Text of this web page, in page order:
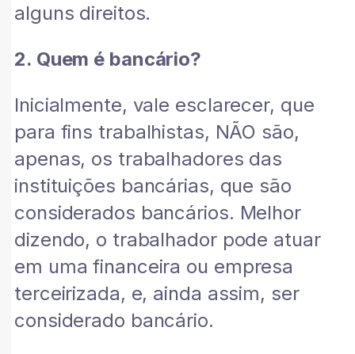
alguns direitos.
2. Quem é bancário?
Inicialmente, vale esclarecer, que
para fins trabalhistas, NÃO são,
apenas, os trabalhadores das
instituições bancárias, que são
considerados bancários. Melhor
dizendo, o trabalhador pode atuar
em uma financeira ou empresa
terceirizada, e, ainda assim, ser
considerado bancário.